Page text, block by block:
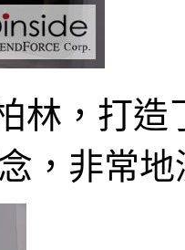
林，打
，非常